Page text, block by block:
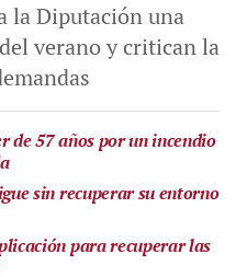
la Diputación una
verano y critican la
de 57 años por un incendio
sin recuperar su entorno
para recuperar las